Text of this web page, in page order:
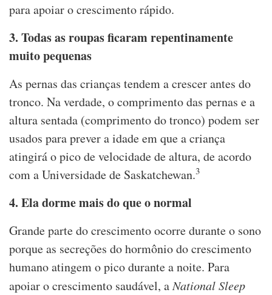
para apoiar o crescimento rápido.
3. Todas as roupas ficaram repentinamente
muito pequenas
As pernas das crianças tendem a crescer antes do
tronco. Na verdade, o comprimento das pernas e a
altura sentada (comprimento do tronco) podem ser
usados para prever a idade em que a criança
atingirá o pico de velocidade de altura, de acordo
com a Universidade de Saskatchewan.3
4. Ela dorme mais do que o normal
Grande parte do crescimento ocorre durante o sono
porque as secreções do hormônio do crescimento
humano atingem o pico durante a noite. Para
apoiar o crescimento saudável, aNational Sleep